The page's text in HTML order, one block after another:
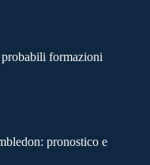
formazioni
pronostico e